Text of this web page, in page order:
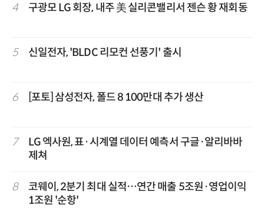
4 구광모 LG 회장, 내주 美 실리콘밸리서 젠슨 황 재회동
5 신일전자, 'BLDC 리모컨 선풍기' 출시
6 [포토] 삼성전자, 폴드 8 100만대 추가 생산
7
LG 엑사원, 표·시계열 데이터 예측서 구글·알리바바
제쳐
8
코웨이, 2분기 최대 실적…연간 매출 5조원·영업이익
1조원 '순항'